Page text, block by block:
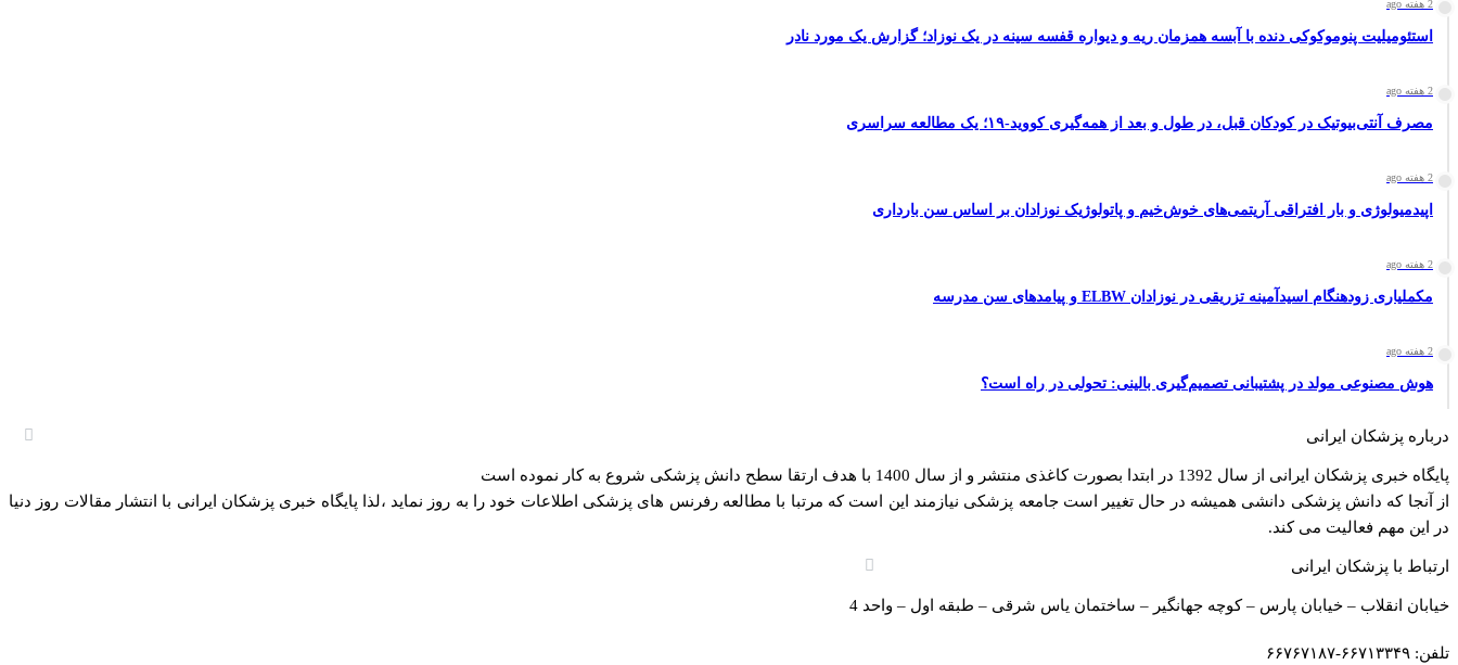
2 هفته ago
استئومیلیت پنوموکوکی دنده با آبسه همزمان ریه و دیواره قفسه سینه در یک نوزاد؛ گزارش یک مورد نادر
2 هفته ago
مصرف آنتی‌بیوتیک در کودکان قبل، در طول و بعد از همه‌گیری کووید-۱۹؛ یک مطالعه سراسری
2 هفته ago
اپیدمیولوژی و بار افتراقی آریتمی‌های خوش‌خیم و پاتولوژیک نوزادان بر اساس سن بارداری
2 هفته ago
مکملیاری زودهنگام اسیدآمینه تزریقی در نوزادان ELBW و پیامدهای سن مدرسه
2 هفته ago
هوش مصنوعی مولد در پشتیبانی تصمیم‌گیری بالینی: تحولی در راه است؟
درباره پزشکان ایرانی
پایگاه خبری پزشکان ایرانی از سال 1392 در ابتدا بصورت کاغذی منتشر و از سال 1400 با هدف ارتقا سطح دانش پزشکی شروع به کار نموده است
از آنجا که دانش پزشکی دانشی همیشه در حال تغییر است جامعه پزشکی نیازمند این است که مرتبا با مطالعه رفرنس های پزشکی اطلاعات خود را به روز نماید ،لذا پایگاه خبری پزشکان ایرانی با انتشار مقالات روز دنیا
در این مهم فعالیت می کند.
ارتباط با پزشکان ایرانی
خیابان انقلاب – خیابان پارس – کوچه جهانگیر – ساختمان یاس شرقی – طبقه اول – واحد 4
تلفن: ۶۶۷۱۳۳۴۹-۶۶۷۶۷۱۸۷